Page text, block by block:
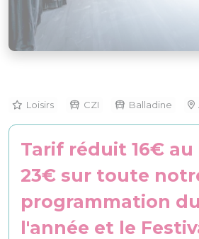
Loisirs CZI Balladine
Tarif réduit 16€ au
23€ sur toute
programmation
l'année et le